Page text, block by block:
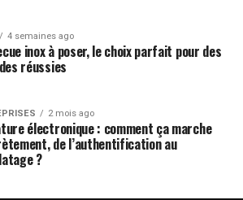
4 semaines ago
inox à poser, le choix parfait pour des
réussies
2 mois ago
électronique : comment ça marche
de l’authentification au
?